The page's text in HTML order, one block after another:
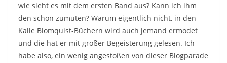
wie sieht es mit dem ersten Band aus? Kann ich ihm
den schon zumuten? Warum eigentlich nicht, in den
Kalle Blomquist-Büchern wird auch jemand ermodet
und die hat er mit großer Begeisterung gelesen. Ich
habe also, ein wenig angestoßen von dieser Blogparade